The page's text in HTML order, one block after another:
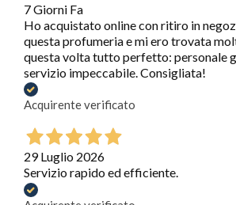
7 Giorni Fa
Ho acquistato online con ritiro in
questa profumeria e mi ero trovata
questa volta tutto perfetto: personale
servizio impeccabile. Consigliata!
Acquirente verificato
29 Luglio 2026
Servizio rapido ed efficiente.